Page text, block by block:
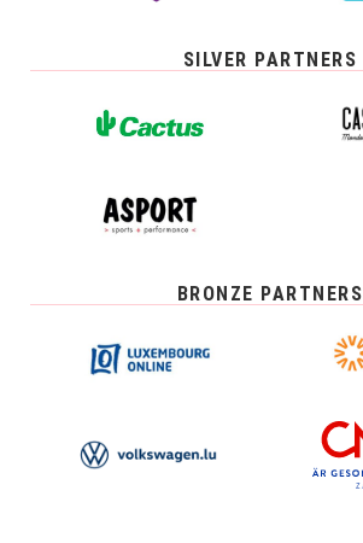
SILVER PARTNERS
BRONZE PARTNERS